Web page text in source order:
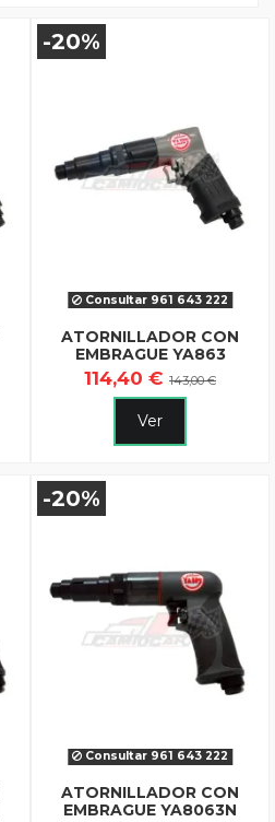
-20%
Consultar 961 643 222
ATORNILLADOR CON
EMBRAGUE YA863
114,40 € 143,00 €
Ver
-20%
Consultar 961 643 222
ATORNILLADOR CON
EMBRAGUE YA8063N